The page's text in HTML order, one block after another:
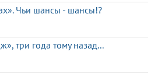
Чьи шансы - шансы!?
три года тому назад...